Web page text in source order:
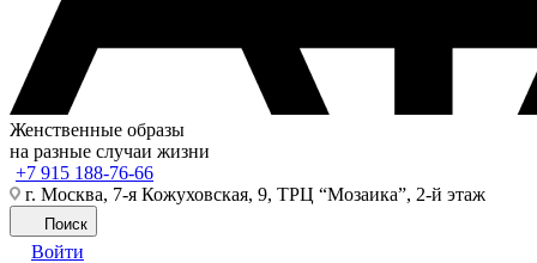
Женственные образы
на разные случаи жизни
+7 915 188-76-66
г. Москва, 7-я Кожуховская, 9, ТРЦ “Мозаика”, 2-й этаж
Поиск
Войти